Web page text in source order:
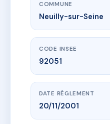
COMMUNE
Neuilly-sur-Seine
CODE INSEE
92051
DATE RÈGLEMENT
20/11/2001